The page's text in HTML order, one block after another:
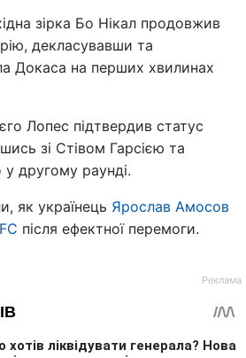
зірка Бо Нікал продовжив
декласувавши та
Докаса на перших хвилинах
Лопес підтвердив статус
зі Стівом Гарсією та
другому раунді.
як українець Ярослав Амосов
після ефектної перемоги.